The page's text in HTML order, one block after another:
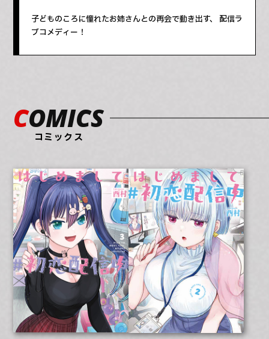
子どものころに憧れたお姉さんとの再会で動き出す、 配信ラ
ブコメディー！
COMICS
コミックス